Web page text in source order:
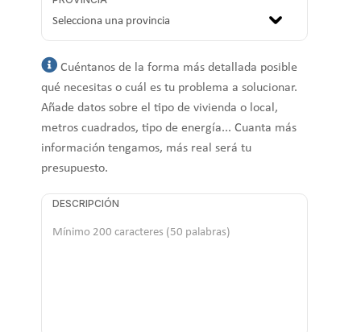
Cuéntanos de la forma más detallada posible
qué necesitas o cuál es tu problema a solucionar.
Añade datos sobre el tipo de vivienda o local,
metros cuadrados, tipo de energía... Cuanta más
información tengamos, más real será tu
presupuesto.
DESCRIPCIÓN